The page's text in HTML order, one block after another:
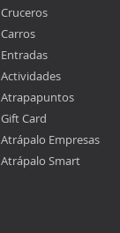
Cruceros
Carros
Entradas
Actividades
Atrapapuntos
Gift Card
Atrápalo Empresas
Atrápalo Smart